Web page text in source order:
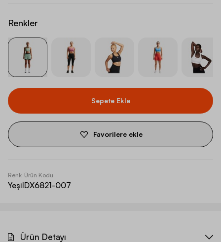
Renkler
Sepete Ekle
Favorilere ekle
Renk
Yeşil
Ürün Kodu
DX6821-007
Ürün Detayı